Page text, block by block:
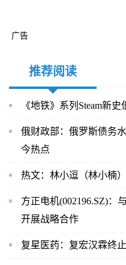
广告
推荐阅读
《地铁》系列Steam新
俄财政部：俄罗斯债务
今热点
热文：林小逗（林小楠）
方正电机(002196.SZ)：
开展战略合作
复星医药：复宏汉霖终